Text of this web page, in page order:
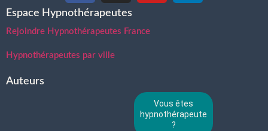
Espace Hypnothérapeutes
Rejoindre Hypnothérapeutes France
Hypnothérapeutes par ville
Auteurs
Vous êtes
hypnothérapeute
?